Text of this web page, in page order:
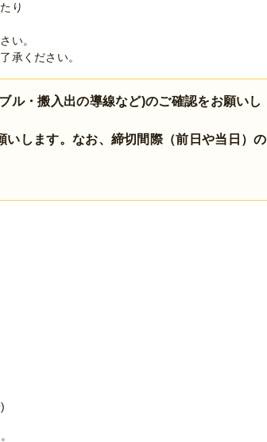
り
い。
承ください。
ル・搬入出の導線など)のご確認をお願いし
します。なお、締切間際（前日や当日）の